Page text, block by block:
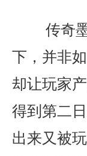
传奇
下，并非
却让玩家
得到第二
出来又被